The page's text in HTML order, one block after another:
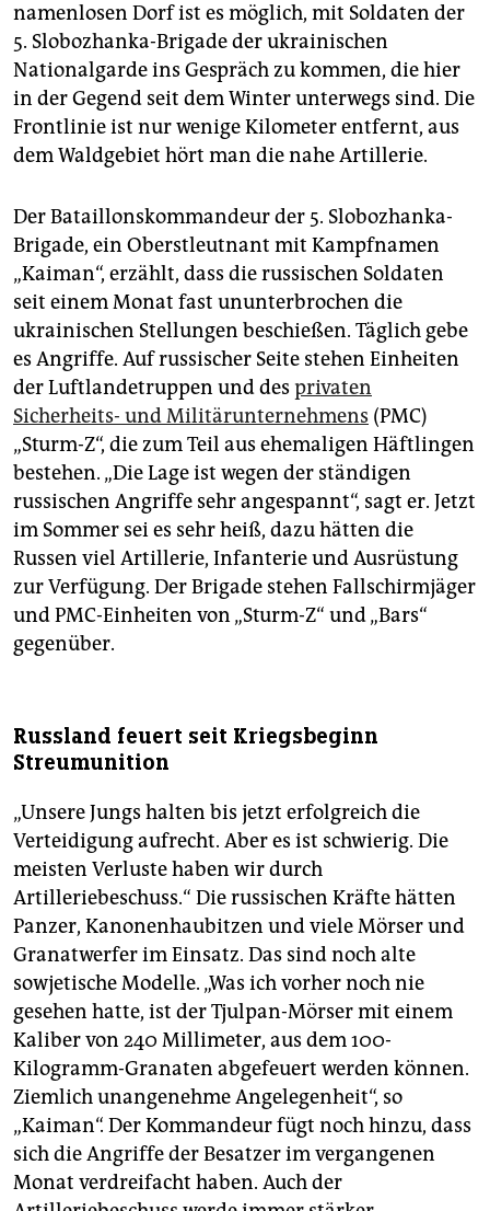
namenlosen Dorf ist es möglich, mit Soldaten der
5. Slobozhanka-Brigade der ukrainischen
Nationalgarde ins Gespräch zu kommen, die hier
in der Gegend seit dem Winter unterwegs sind. Die
Frontlinie ist nur wenige Kilometer entfernt, aus
dem Waldgebiet hört man die nahe Artillerie.
Der Bataillonskommandeur der 5. Slobozhanka-
Brigade, ein Oberstleutnant mit Kampfnamen
„Kaiman“, erzählt, dass die russischen Soldaten
seit einem Monat fast ununterbrochen die
ukrainischen Stellungen beschießen. Täglich gebe
es Angriffe. Auf russischer Seite stehen Einheiten
der Luftlandetruppen und des privaten
Sicherheits- und Militärunternehmens (PMC)
„Sturm-Z“, die zum Teil aus ehemaligen Häftlingen
bestehen. „Die Lage ist wegen der ständigen
russischen Angriffe sehr angespannt“, sagt er. Jetzt
im Sommer sei es sehr heiß, dazu hätten die
Russen viel Artillerie, Infanterie und Ausrüstung
zur Verfügung. Der Brigade stehen Fallschirmjäger
und PMC-Einheiten von „Sturm-Z“ und „Bars“
gegenüber.
Russland feuert seit Kriegsbeginn
Streumunition
„Unsere Jungs halten bis jetzt erfolgreich die
Verteidigung aufrecht. Aber es ist schwierig. Die
meisten Verluste haben wir durch
Artilleriebeschuss.“ Die russischen Kräfte hätten
Panzer, Kanonenhaubitzen und viele Mörser und
Granatwerfer im Einsatz. Das sind noch alte
sowjetische Modelle. „Was ich vorher noch nie
gesehen hatte, ist der Tjulpan-Mörser mit einem
Kaliber von 240 Millimeter, aus dem 100-
Kilogramm-Granaten abgefeuert werden können.
Ziemlich unangenehme Angelegenheit“, so
„Kaiman“. Der Kommandeur fügt noch hinzu, dass
sich die Angriffe der Besatzer im vergangenen
Monat verdreifacht haben. Auch der